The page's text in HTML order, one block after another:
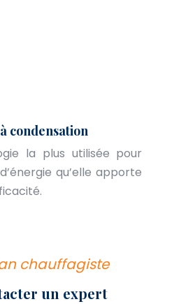
condensation
la plus utilisée pour
qu’elle apporte
chauffagiste
un expert